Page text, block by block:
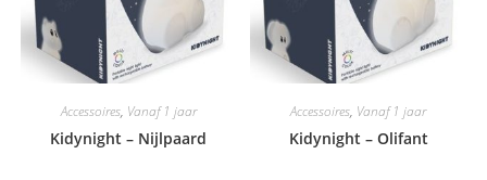
Accessoires, Vanaf 1 jaar
Kidynight – Nijlpaard
Accessoires, Vanaf 1 jaar
Kidynight – Olifant